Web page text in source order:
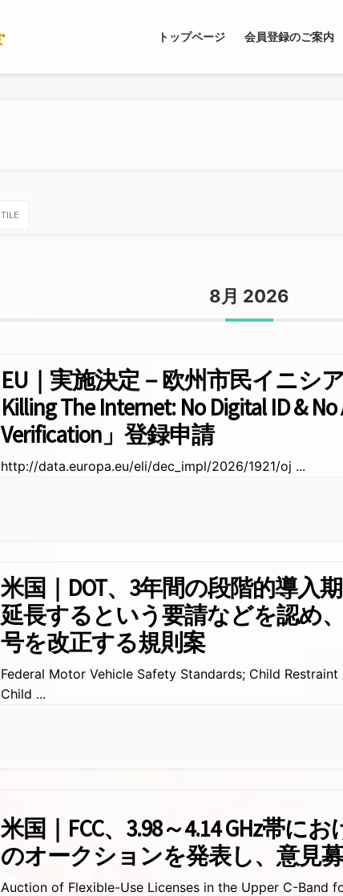
トップページ 会員登録のご案内
TILE
8月 2026
EU｜実施決定－欧州市民イニシ
Killing The Internet: No Digital ID & No
Verification」登録申請
http://data.europa.eu/eli/dec_impl/2026/1921/oj ...
米国｜DOT、3年間の段階的導入
延長するという要請などを認め、
号を改正する規則案
Federal Motor Vehicle Safety Standards; Child
Child ...
米国｜FCC、3.98～4.14 GHz帯に
のオークションを発表し、意見
Auction of Flexible-Use Licenses in the Upper C-Band